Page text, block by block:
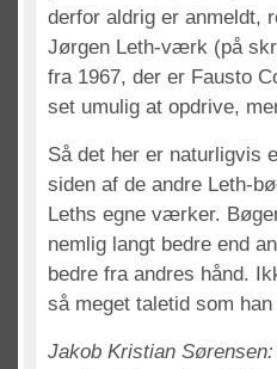
derfor aldrig er anmeldt,
Jørgen Leth-værk (på
fra 1967, der er Fausto
set umulig at opdrive,
Så det her er naturligvis
siden af de andre Leth-
Leths egne værker.
nemlig langt bedre end
bedre fra andres hånd.
så meget taletid som han
Jakob Kristian